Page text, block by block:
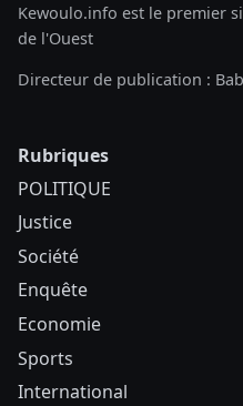
Kewoulo.info est le premier
de l'Ouest
Directeur de publication :
Rubriques
POLITIQUE
Justice
Société
Enquête
Economie
Sports
International